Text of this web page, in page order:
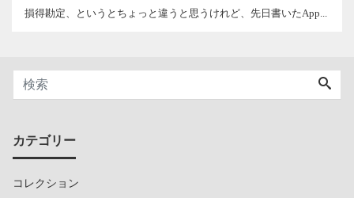
損得勘定、というとちょっと違うと思うけれど、先日書いたApp...
カテゴリー
コレクション